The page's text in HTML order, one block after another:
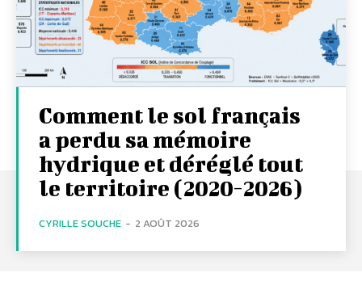
Comment le sol français
a perdu sa mémoire
hydrique et déréglé tout
le territoire (2020-2026)
CYRILLE SOUCHE - 2 AOÛT 2026